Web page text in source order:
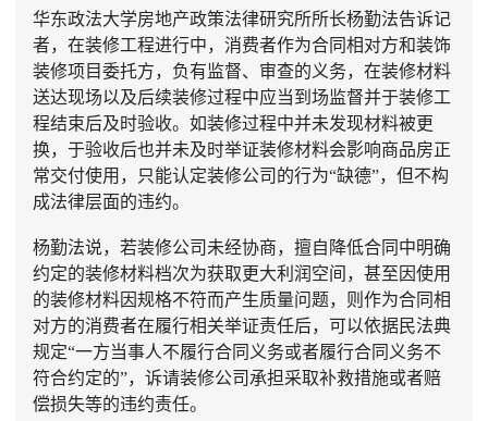
华东政法大学房地产政策法律研究所所长杨勤法告诉记
者，在装修工程进行中，消费者作为合同相对方和装饰
装修项目委托方，负有监督、审查的义务，在装修材料
送达现场以及后续装修过程中应当到场监督并于装修工
程结束后及时验收。如装修过程中并未发现材料被更
换，于验收后也并未及时举证装修材料会影响商品房正
常交付使用，只能认定装修公司的行为“缺德”，但不构
成法律层面的违约。
杨勤法说，若装修公司未经协商，擅自降低合同中明确
约定的装修材料档次为获取更大利润空间，甚至因使用
的装修材料因规格不符而产生质量问题，则作为合同相
对方的消费者在履行相关举证责任后，可以依据民法典
规定“一方当事人不履行合同义务或者履行合同义务不
符合约定的”，诉请装修公司承担采取补救措施或者赔
偿损失等的违约责任。